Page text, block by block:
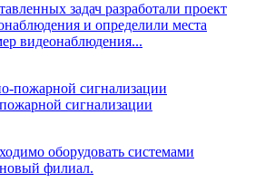
задач разработали проект
и определили места
видеонаблюдения...
сигнализации
оборудовать системами
филиал.